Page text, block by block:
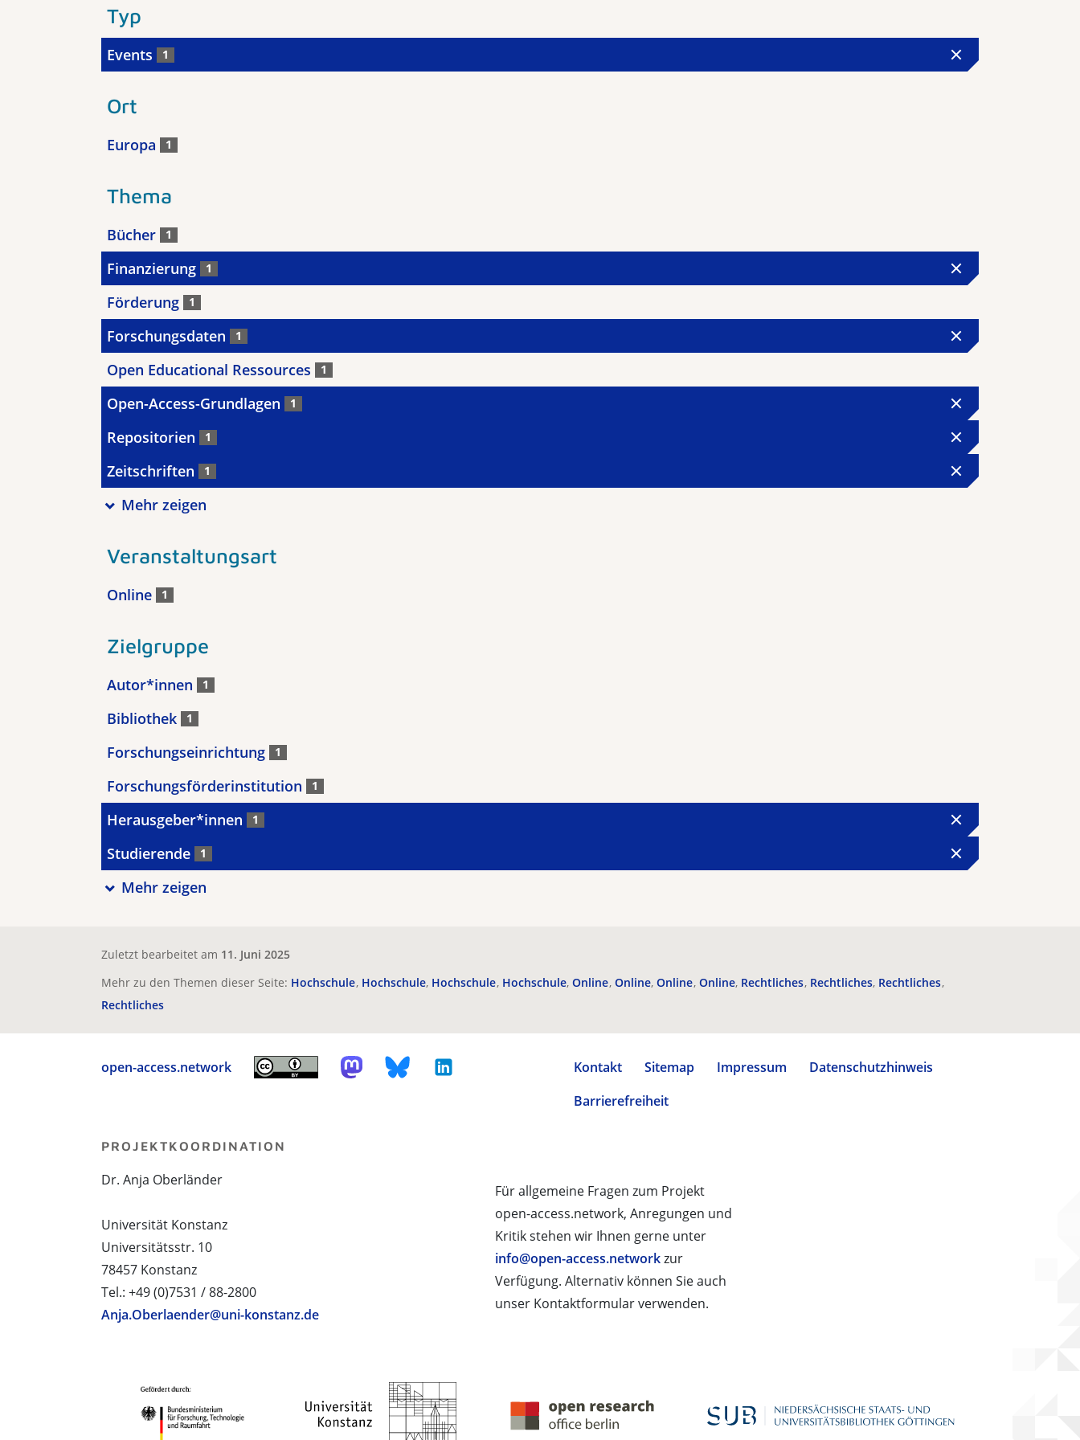
Typ
Events 1
Ort
Europa 1
Thema
Bücher 1
Finanzierung 1
Förderung 1
Forschungsdaten 1
Open Educational Ressources 1
Open-Access-Grundlagen 1
Repositorien 1
Zeitschriften 1
Mehr zeigen
Veranstaltungsart
Online 1
Zielgruppe
Autor*innen 1
Bibliothek 1
Forschungseinrichtung 1
Forschungsförderinstitution 1
Herausgeber*innen 1
Studierende 1
Mehr zeigen
Zuletzt bearbeitet am 11. Juni 2025
Mehr zu den Themen dieser Seite: Hochschule Hochschule Hochschule Hochschule Online Online Online Online Rechtliches Rechtliches Rechtliches
Rechtliches
open-access.network Kontakt Sitemap Impressum
Datenschutzhinweis
Barrierefreiheit
Für allgemeine Fragen zum Projekt
open-access.network, Anregungen und
Kritik stehen wir Ihnen gerne unter
info@open-access.networkzur
Verfügung. Alternativ können Sie auch
unser Kontaktformular verwenden.
PROJEKTKOORDINATION
Dr. Anja Oberländer
Universität Konstanz
Universitätsstr. 10
78457 Konstanz
Tel.: +49 (0)7531 / 88-2800
Anja.Oberlaender@uni-konstanz.de